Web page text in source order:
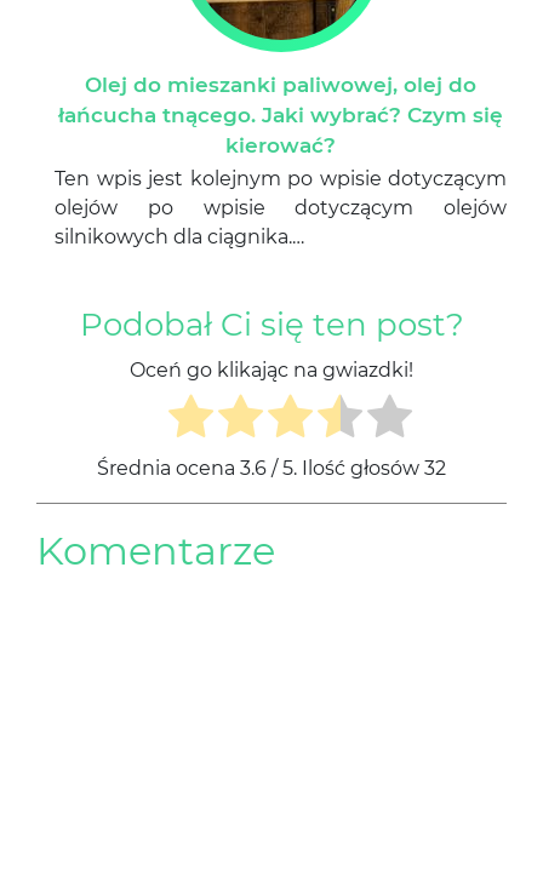
Olej do mieszanki paliwowej, olej do
łańcucha tnącego. Jaki wybrać? Czym się
kierować?
Ten wpis jest kolejnym po wpisie dotyczącym
olejów po wpisie dotyczącym olejów
silnikowych dla ciągnika.…
Podobał Ci się ten post?
Oceń go klikając na gwiazdki!
Średnia ocena 3.6 / 5. Ilość głosów 32
Komentarze